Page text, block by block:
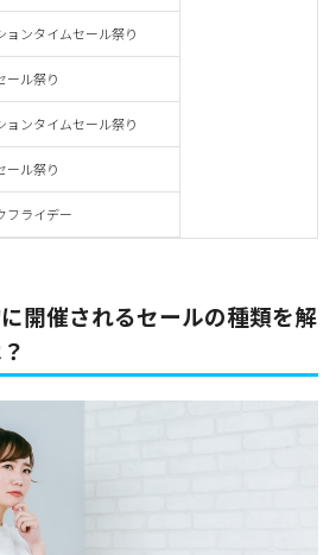
ョンタイムセール祭り
ール祭り
ョンタイムセール祭り
ール祭り
フライデー
開催されるセールの種類を解